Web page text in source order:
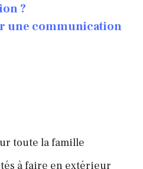
?
une communication
toute la famille
à faire en extérieur